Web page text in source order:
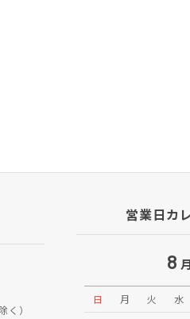
く）
営業日カ
8 月
日 月 火 水